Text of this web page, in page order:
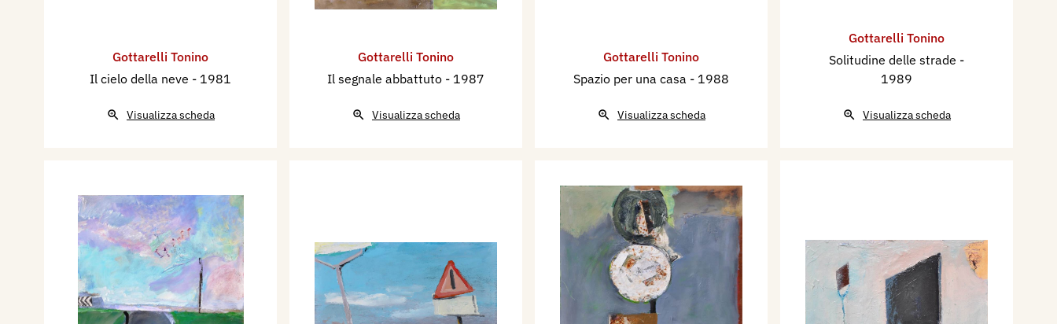
Gottarelli Tonino
Il cielo della neve - 1981
Visualizza scheda
Gottarelli Tonino
Il segnale abbattuto - 1987
Visualizza scheda
Gottarelli Tonino
Spazio per una casa - 1988
Visualizza scheda
Gottarelli Tonino
Solitudine delle strade -
1989
Visualizza scheda